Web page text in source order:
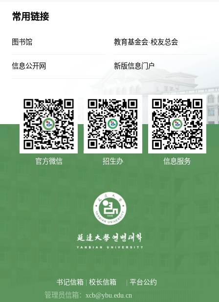
常用链接
图书馆 教育基金会·校友总会
信息公开网 新版信息门户
官方微信 招生办 信息服务
书记信箱 | 校长信箱 | 平台公约
管理员信箱： xcb@ybu.edu.cn